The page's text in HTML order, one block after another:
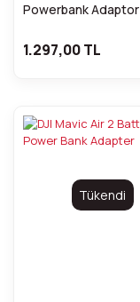
Powerbank Adaptor
1.297,00 TL
Tükendi